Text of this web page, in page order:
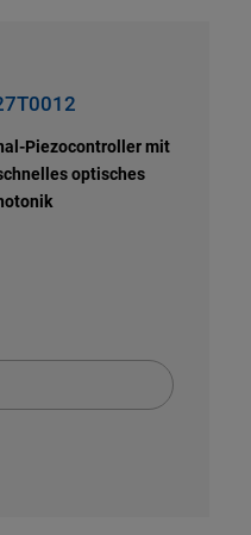
Piezocontroller mit
optisches